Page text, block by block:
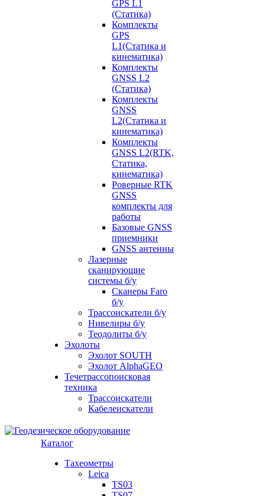
GPS L1
(Статика)
Комплекты
GPS
L1(Статика и
кинематика)
Комплекты
GNSS L2
(Статика)
Комплекты
GNSS
L2(Статика и
кинематика)
Комплекты
GNSS L2(RTK,
Статика,
кинематика)
Роверные RTK
GNSS
комплекты для
работы
Базовые GNSS
приемники
GNSS антенны
Лазерные
сканирующие
системы б/у
Сканеры Faro
б/у
Трассоискатели б/у
Нивелиры б/у
Теодолиты б/у
Эхолоты
Эхолот SOUTH
Эхолот AlphaGEO
Течетрассопоисковая
техника
Трассоискатели
Кабелеискатели
Каталог
Тахеометры
Leica
TS03